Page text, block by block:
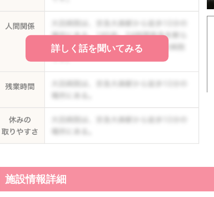
詳しく話を聞いてみる
施設情報詳細